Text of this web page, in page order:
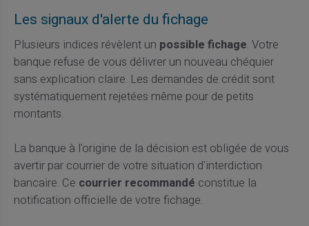
Les signaux d'alerte du fichage
Plusieurs indices révèlent un possible fichage. Votre
banque refuse de vous délivrer un nouveau chéquier
sans explication claire. Les demandes de crédit sont
systématiquement rejetées même pour de petits
montants.
La banque à l'origine de la décision est obligée de vous
avertir par courrier de votre situation d'interdiction
bancaire. Ce courrier recommandé constitue la
notification officielle de votre fichage.